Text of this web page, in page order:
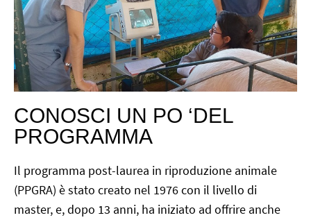
CONOSCI UN PO ‘DEL
PROGRAMMA
Il programma post-laurea in riproduzione animale
(PPGRA) è stato creato nel 1976 con il livello di
master, e, dopo 13 anni, ha iniziato ad offrire anche